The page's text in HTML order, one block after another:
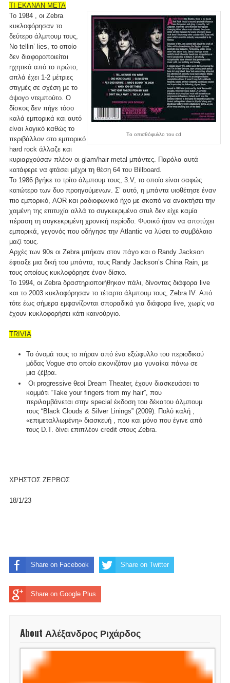
ΤΙ ΕΚΑΝΑΝ ΜΕΤΑ
Tο οπισθόφυλλο του cd
Το 1984 , οι Zebra
κυκλοφόρησαν το
δεύτερο άλμπουμ τους,
No tellin’ lies, το οποίο
δεν διαφοροποιείται
ηχητικά από το πρώτο,
απλά έχει 1-2 μέτριες
στιγμές σε σχέση με το
άψογο ντεμπούτο. Ο
δίσκος δεν πήγε τόσο
καλά εμπορικά και αυτό
είναι λογικό καθώς το
περιβάλλον στο εμπορικό
hard rock άλλαζε και
κυριαρχούσαν πλέον οι glam/hair metal μπάντες. Παρόλα αυτά
κατάφερε να φτάσει μέχρι τη θέση 64 του Billboard.
To 1986 βγήκε το τρίτο άλμπουμ τους, 3.V, το οποίο είναι σαφώς
κατώτερο των δυο προηγούμενων. Σ’ αυτό, η μπάντα υιοθέτησε έναν
πιο εμπορικό, AOR και ραδιοφωνικό ήχο με σκοπό να ανακτήσει την
χαμένη της επιτυχία αλλά το συγκεκριμένο στυλ δεν είχε καμία
πέραση τη συγκεκριμένη χρονική περίοδο. Φυσικό ήταν να αποτύχει
εμπορικά, γεγονός που οδήγησε την Atlantic να λύσει το συμβόλαιο
μαζί τους.
Αρχές των 90s οι Zebra μπήκαν στον πάγο και ο Randy Jackson
έφτιαξε μια δική του μπάντα, τους Randy Jackson’s China Rain, με
τους οποίους κυκλοφόρησε έναν δίσκο.
Το 1994, οι Zebra δραστηριοποιήθηκαν πάλι, δίνοντας διάφορα live
και το 2003 κυκλοφόρησαν το τέταρτο άλμπουμ τους, Zebra IV. Από
τότε έως σήμερα εμφανίζονται σποραδικά για διάφορα live, χωρίς να
έχουν κυκλοφορήσει κάτι καινούργιο.
TRIVIA
To όνομά τους το πήραν από ένα εξώφυλλο του περιοδικού
μόδας Vogue στο οποίο εικονιζόταν μια γυναίκα πάνω σε
μια ζέβρα.
Οι progressive θεοί Dream Theater, έχουν διασκευάσει το
κομμάτι “Take your fingers from my hair”, που
περιλαμβάνεται στην special έκδοση του δέκατου άλμπουμ
τους “Black Clouds & Silver Linings” (2009). Πολύ καλή ,
«επιμεταλλωμένη» διασκευή , που και μόνο που έγινε από
τους D.T. δίνει επιπλέον credit στους Zebra.
ΧΡΗΣΤΟΣ ΖΕΡΒΟΣ
18/1/23
Share on Facebook Share on Twitter
Share on Google Plus
About Αλέξανδρος Ριχάρδος